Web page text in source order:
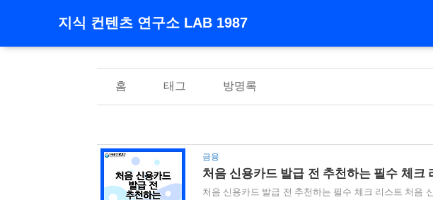
지식 컨텐츠 연구소 LAB 1987
홈 태그 방명록
금융
처음 신용카드 발급 전 추천하는 필수 체크
처음 신용카드 발급 전 추천하는 필수 체크 리스트 처음